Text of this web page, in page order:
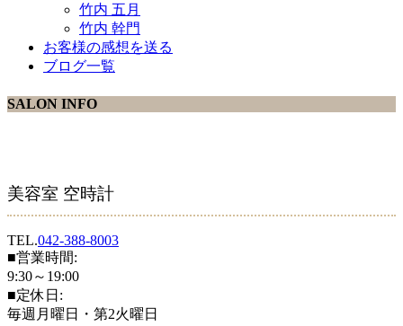
竹内 五月
竹内 幹門
お客様の感想を送る
ブログ一覧
SALON INFO
美容室 空時計
TEL.042-388-8003
■営業時間:
9:30～19:00
■定休日:
毎週月曜日・第2火曜日